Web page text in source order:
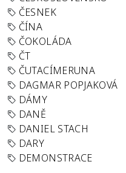
ČESNEK
ČÍNA
ČOKOLÁDA
ČT
ČUTACÍMERUNA
DAGMAR POPJAKOVÁ
DÁMY
DANĚ
DANIEL STACH
DARY
DEMONSTRACE